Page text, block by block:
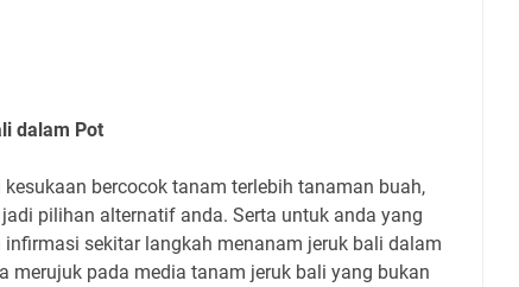
dalam Pot
bercocok tanam terlebih tanaman buah,
pilihan alternatif anda. Serta untuk anda yang
sekitar langkah menanam jeruk bali dalam
merujuk pada media tanam jeruk bali yang bukan